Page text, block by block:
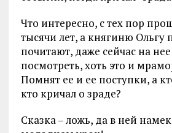
Что интересно, с тех пор
тысячи лет, а княгиню Ольгу
почитают, даже сейчас на
посмотреть, хоть это и
Помнят ее и ее поступки, а
кто кричал о зраде?
Сказка – ложь, да в ней